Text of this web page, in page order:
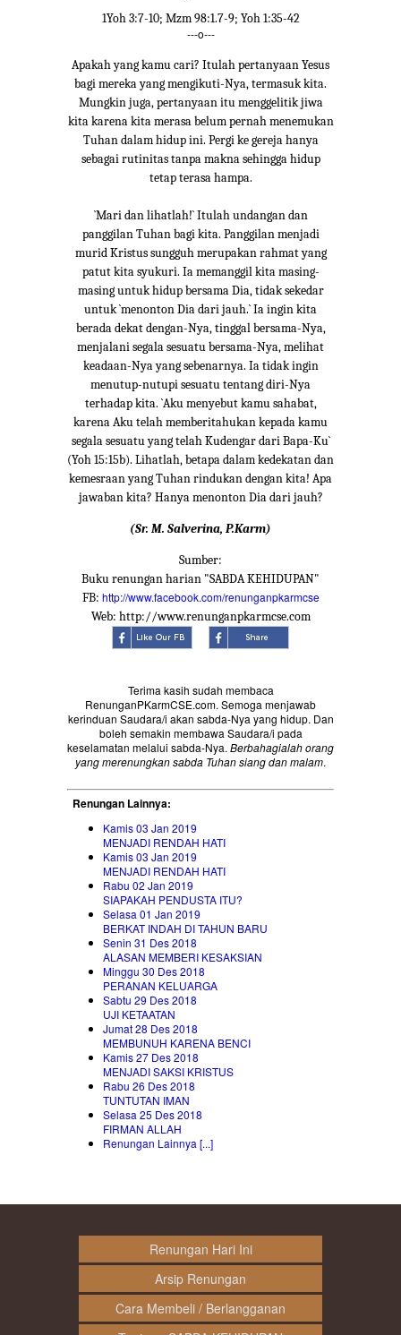
1Yoh 3:7-10; Mzm 98:1.7-9; Yoh 1:35-42
---o---
Apakah yang kamu cari? Itulah pertanyaan Yesus
bagi mereka yang mengikuti-Nya, termasuk kita.
Mungkin juga, pertanyaan itu menggelitik jiwa
kita karena kita merasa belum pernah menemukan
Tuhan dalam hidup ini. Pergi ke gereja hanya
sebagai rutinitas tanpa makna sehingga hidup
tetap terasa hampa.
`Mari dan lihatlah!` Itulah undangan dan
panggilan Tuhan bagi kita. Panggilan menjadi
murid Kristus sungguh merupakan rahmat yang
patut kita syukuri. Ia memanggil kita masing-
masing untuk hidup bersama Dia, tidak sekedar
untuk `menonton Dia dari jauh.` Ia ingin kita
berada dekat dengan-Nya, tinggal bersama-Nya,
menjalani segala sesuatu bersama-Nya, melihat
keadaan-Nya yang sebenarnya. Ia tidak ingin
menutup-nutupi sesuatu tentang diri-Nya
terhadap kita. `Aku menyebut kamu sahabat,
karena Aku telah memberitahukan kepada kamu
segala sesuatu yang telah Kudengar dari Bapa-Ku`
(Yoh 15:15b). Lihatlah, betapa dalam kedekatan dan
kemesraan yang Tuhan rindukan dengan kita! Apa
jawaban kita? Hanya menonton Dia dari jauh?
(Sr. M. Salverina, P.Karm)
Sumber:
Buku renungan harian "SABDA KEHIDUPAN"
FB: http://www.facebook.com/renunganpkarmcse
Web: http://www.renunganpkarmcse.com
Terima kasih sudah membaca
RenunganPKarmCSE.com. Semoga menjawab
kerinduan Saudara/i akan sabda-Nya yang hidup. Dan
boleh semakin membawa Saudara/i pada
keselamatan melalui sabda-Nya. Berbahagialah orang
yang merenungkan sabda Tuhan siang dan malam.
Renungan Lainnya:
Kamis 03 Jan 2019
MENJADI RENDAH HATI
Kamis 03 Jan 2019
MENJADI RENDAH HATI
Rabu 02 Jan 2019
SIAPAKAH PENDUSTA ITU?
Selasa 01 Jan 2019
BERKAT INDAH DI TAHUN BARU
Senin 31 Des 2018
ALASAN MEMBERI KESAKSIAN
Minggu 30 Des 2018
PERANAN KELUARGA
Sabtu 29 Des 2018
UJI KETAATAN
Jumat 28 Des 2018
MEMBUNUH KARENA BENCI
Kamis 27 Des 2018
MENJADI SAKSI KRISTUS
Rabu 26 Des 2018
TUNTUTAN IMAN
Selasa 25 Des 2018
FIRMAN ALLAH
Renungan Lainnya [...]
Renungan Hari Ini
Arsip Renungan
Cara Membeli / Berlangganan